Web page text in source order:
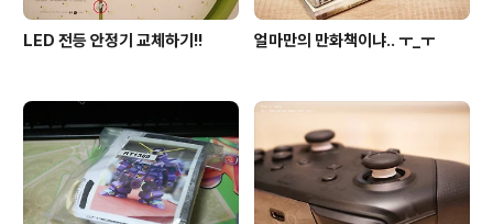
LED 전등 안정기 교체하기!! 얼마만의 만화책이냐.. ㅜ_ㅜ